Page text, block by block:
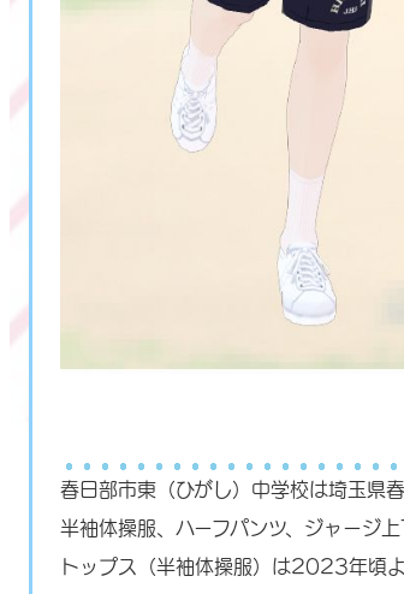
春日部市東（ひがし）中学校は埼玉県
半袖体操服、ハーフパンツ、ジャージ上
トップス（半袖体操服）は2023年頃よ